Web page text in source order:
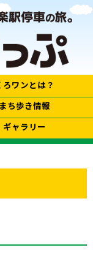
ろワンとは？
まち歩き情報
ギャラリー